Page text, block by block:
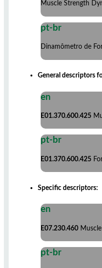
Muscle Strength
pt-br
Dinamômetro de
General descriptors
en
E01.370.600.425
pt-br
E01.370.600.425
Specific descriptors:
en
E07.230.460
pt-br